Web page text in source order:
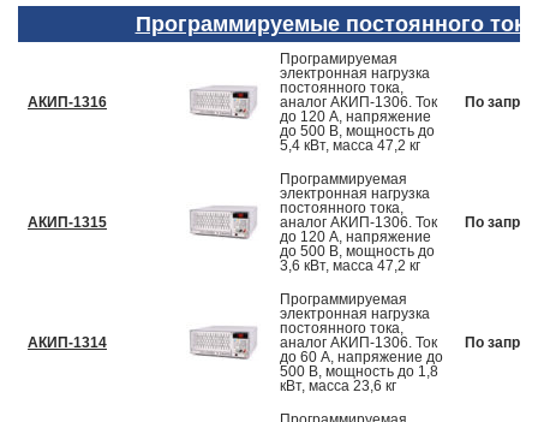
Программируемые постоянного тока
АКИП-1316
Програмируемая
электронная нагрузка
постоянного тока,
аналог АКИП-1306. Ток
до 120 А, напряжение
до 500 В, мощность до
5,4 кВт, масса 47,2 кг
По
АКИП-1315
Программируемая
электронная нагрузка
постоянного тока,
аналог АКИП-1306. Ток
до 120 А, напряжение
до 500 В, мощность до
3,6 кВт, масса 47,2 кг
По
АКИП-1314
Программируемая
электронная нагрузка
постоянного тока,
аналог АКИП-1306. Ток
до 60 А, напряжение до
500 В, мощность до 1,8
кВт, масса 23,6 кг
По